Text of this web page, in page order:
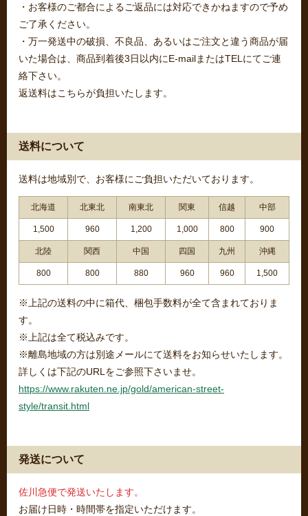
・お客様のご都合によるご返品には対応できかねますので予め
ご了承ください。
・万一発送中の破損、不良品、あるいはご注文と違う商品が届
いた場合は、商品到着後3日以内にE-mailまたはTELにてご連
絡下さい。
返送料はこちらが負担いたします。
送料について
送料は地域別で、お客様にご負担いただいております。
北海道 北東北 南東北 関東 信越 中部
1,500 960 1,200 1,000 800 900
北陸 関西 中国 四国 九州 沖縄
800 800 880 960 960 1,500
※上記の送料の中に箱代、梱包手数料が全て含まれておりま
す。
※上記は全て税込みです。
※離島地域の方は別途メールにて送料をお知らせいたします。
詳しくは下記のURLをご参照下さいませ。
https://www.rakuten.ne.jp/gold/american-street-
style/transit.html
発送について
佐川急便で発送いたします。
お届け日時・時間帯を指定いただけます。